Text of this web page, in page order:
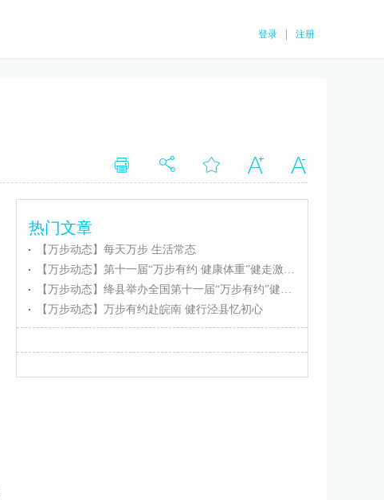
登录 注册
热门文章
【万步动态】每天万步 生活常态
【万步动态】第十一届“万步有约 健康体重”健走激励大赛忻州保德赛区正式启动
【万步动态】绛县举办全国第十一届“万步有约”健走激励大赛（绛县赛区）启动仪式
【万步动态】万步有约赴皖南 健行泾县忆初心